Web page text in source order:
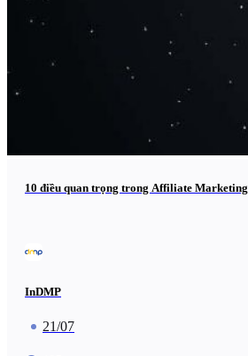
10 điều quan trọng trong Affiliate Marketing
InDMP
21/07